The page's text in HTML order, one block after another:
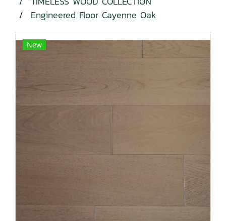
Engineered Floor Cayenne Oak
New